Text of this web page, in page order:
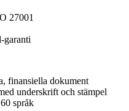
27001
garanti
finansiella dokument
underskrift och stämpel
språk